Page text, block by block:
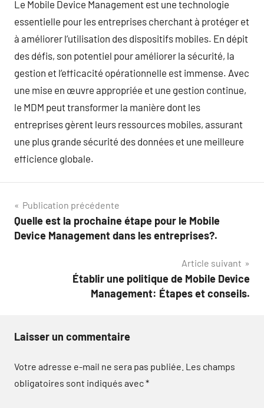
Le Mobile Device Management est une technologie
essentielle pour les entreprises cherchant à protéger et
à améliorer l’utilisation des dispositifs mobiles. En dépit
des défis, son potentiel pour améliorer la sécurité, la
gestion et l’efficacité opérationnelle est immense. Avec
une mise en œuvre appropriée et une gestion continue,
le MDM peut transformer la manière dont les
entreprises gèrent leurs ressources mobiles, assurant
une plus grande sécurité des données et une meilleure
efficience globale.
Navigation
de
Publication précédente
Quelle est la prochaine étape pour le Mobile
Device Management dans les entreprises?.
Article suivant
Établir une politique de Mobile Device
Management: Étapes et conseils.
Laisser un commentaire
Votre adresse e-mail ne sera pas publiée. Les champs
obligatoires sont indiqués avec*